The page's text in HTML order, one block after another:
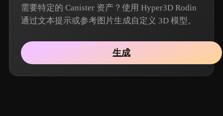
需要特定的 Canister 资产？使用 Hyper3D Rodin
通过文本提示或参考图片生成自定义 3D 模型。
生成